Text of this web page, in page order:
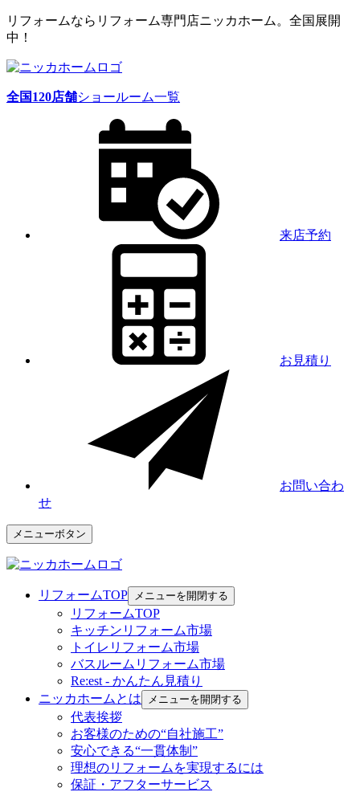
リフォームならリフォーム専門店ニッカホーム。全国展開
中！
全国120店舗ショールーム一覧
来店予約
お見積り
お問い合わ
せ
メニューボタン
リフォームTOP メニューを開閉する
リフォームTOP
キッチンリフォーム市場
トイレリフォーム市場
バスルームリフォーム市場
Re:est - かんたん見積り
ニッカホームとは
メニューを開閉する
代表挨拶
お客様のための“自社施工”
安心できる“一貫体制”
理想のリフォームを実現するには
保証・アフターサービス